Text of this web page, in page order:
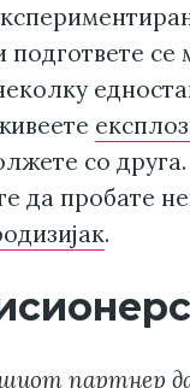
се
со друга.
да пробате
.
партнер